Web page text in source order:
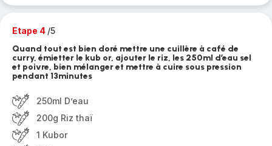
Etape 4 /5
Quand tout est bien doré mettre une cuillère à café de
curry, émietter le kub or, ajouter le riz, les 250ml d’eau sel
et poivre, bien mélanger et mettre à cuire sous pression
pendant 13minutes
250ml D’eau
200g Riz thaï
1 Kubor